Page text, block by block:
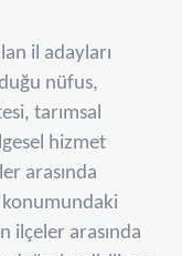
il adayları
nüfus,
tarımsal
hizmet
arasında
konumundaki
ilçeler arasında